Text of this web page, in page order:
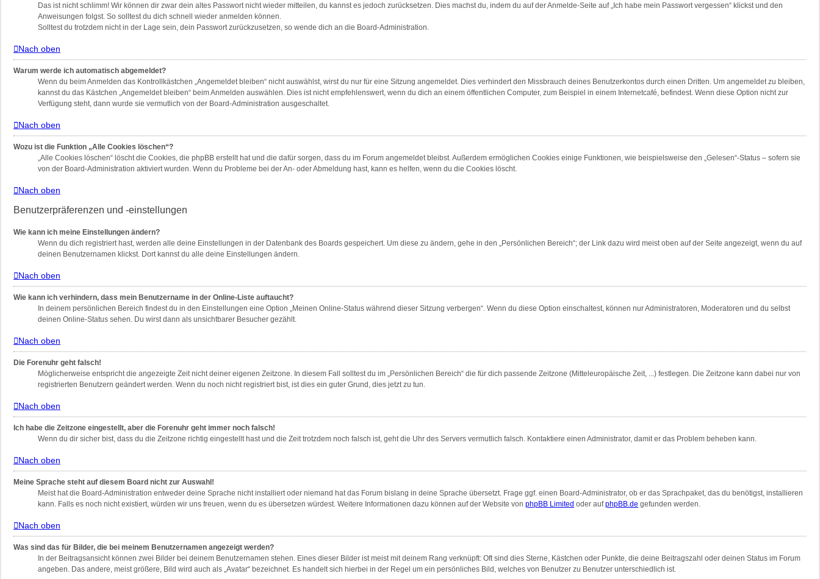
Das ist nicht schlimm! Wir können dir zwar dein altes Passwort nicht wieder mitteilen, du kannst es jedoch zurücksetzen. Dies machst du, indem du auf der Anmelde-Seite auf „Ich habe mein Passwort vergessen“ klickst und den
Anweisungen folgst. So solltest du dich schnell wieder anmelden können.
Solltest du trotzdem nicht in der Lage sein, dein Passwort zurückzusetzen, so wende dich an die Board-Administration.
Nach oben
Warum werde ich automatisch abgemeldet?
Wenn du beim Anmelden das Kontrollkästchen „Angemeldet bleiben“ nicht auswählst, wirst du nur für eine Sitzung angemeldet. Dies verhindert den Missbrauch deines Benutzerkontos durch einen Dritten. Um angemeldet zu bleiben,
kannst du das Kästchen „Angemeldet bleiben“ beim Anmelden auswählen. Dies ist nicht empfehlenswert, wenn du dich an einem öffentlichen Computer, zum Beispiel in einem Internetcafé, befindest. Wenn diese Option nicht zur
Verfügung steht, dann wurde sie vermutlich von der Board-Administration ausgeschaltet.
Nach oben
Wozu ist die Funktion „Alle Cookies löschen“?
„Alle Cookies löschen“ löscht die Cookies, die phpBB erstellt hat und die dafür sorgen, dass du im Forum angemeldet bleibst. Außerdem ermöglichen Cookies einige Funktionen, wie beispielsweise den „Gelesen“-Status – sofern sie
von der Board-Administration aktiviert wurden. Wenn du Probleme bei der An- oder Abmeldung hast, kann es helfen, wenn du die Cookies löscht.
Nach oben
Benutzerpräferenzen und -einstellungen
Wie kann ich meine Einstellungen ändern?
Wenn du dich registriert hast, werden alle deine Einstellungen in der Datenbank des Boards gespeichert. Um diese zu ändern, gehe in den „Persönlichen Bereich“; der Link dazu wird meist oben auf der Seite angezeigt, wenn du auf
deinen Benutzernamen klickst. Dort kannst du alle deine Einstellungen ändern.
Nach oben
Wie kann ich verhindern, dass mein Benutzername in der Online-Liste auftaucht?
In deinem persönlichen Bereich findest du in den Einstellungen eine Option „Meinen Online-Status während dieser Sitzung verbergen“. Wenn du diese Option einschaltest, können nur Administratoren, Moderatoren und du selbst
deinen Online-Status sehen. Du wirst dann als unsichtbarer Besucher gezählt.
Nach oben
Die Forenuhr geht falsch!
Möglicherweise entspricht die angezeigte Zeit nicht deiner eigenen Zeitzone. In diesem Fall solltest du im „Persönlichen Bereich“ die für dich passende Zeitzone (Mitteleuropäische Zeit, ...) festlegen. Die Zeitzone kann dabei nur von
registrierten Benutzern geändert werden. Wenn du noch nicht registriert bist, ist dies ein guter Grund, dies jetzt zu tun.
Nach oben
Ich habe die Zeitzone eingestellt, aber die Forenuhr geht immer noch falsch!
Wenn du dir sicher bist, dass du die Zeitzone richtig eingestellt hast und die Zeit trotzdem noch falsch ist, geht die Uhr des Servers vermutlich falsch. Kontaktiere einen Administrator, damit er das Problem beheben kann.
Nach oben
Meine Sprache steht auf diesem Board nicht zur Auswahl!
Meist hat die Board-Administration entweder deine Sprache nicht installiert oder niemand hat das Forum bislang in deine Sprache übersetzt. Frage ggf. einen Board-Administrator, ob er das Sprachpaket, das du benötigst, installieren
kann. Falls es noch nicht existiert, würden wir uns freuen, wenn du es übersetzen würdest. Weitere Informationen dazu können auf der Website von phpBB Limited oder aufphpBB.de gefunden werden.
Nach oben
Was sind das für Bilder, die bei meinem Benutzernamen angezeigt werden?
In der Beitragsansicht können zwei Bilder bei deinem Benutzernamen stehen. Eines dieser Bilder ist meist mit deinem Rang verknüpft: Oft sind dies Sterne, Kästchen oder Punkte, die deine Beitragszahl oder deinen Status im Forum
angeben. Das andere, meist größere, Bild wird auch als „Avatar“ bezeichnet. Es handelt sich hierbei in der Regel um ein persönliches Bild, welches von Benutzer zu Benutzer unterschiedlich ist.